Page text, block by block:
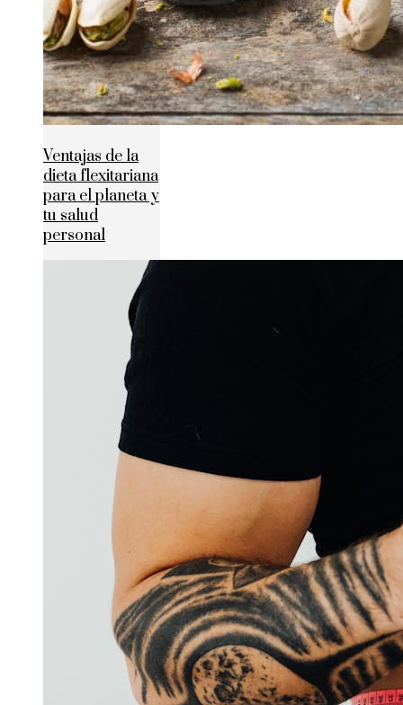
Ventajas de la
dieta flexitariana
para el planeta y
tu salud
personal